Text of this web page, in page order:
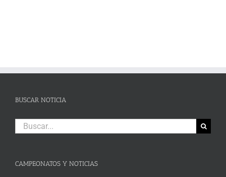
BUSCAR NOTICIA
Buscar:
CAMPEONATOS Y NOTICIAS